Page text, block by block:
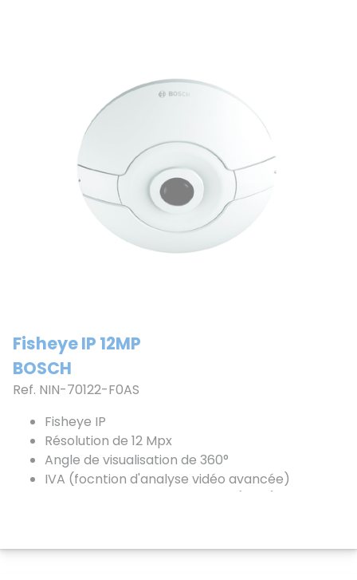
Fisheye IP 12MP
BOSCH
Ref. NIN-70122-F0AS
Fisheye IP
Résolution de 12 Mpx
Angle de visualisation de 360°
IVA (focntion d'analyse vidéo avancée)